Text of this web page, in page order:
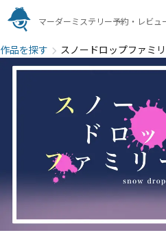
マーダーミステリー予約・レビュ
作品を探す スノードロップファミ